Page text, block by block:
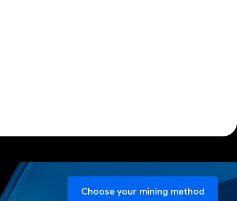
Choose your mining method